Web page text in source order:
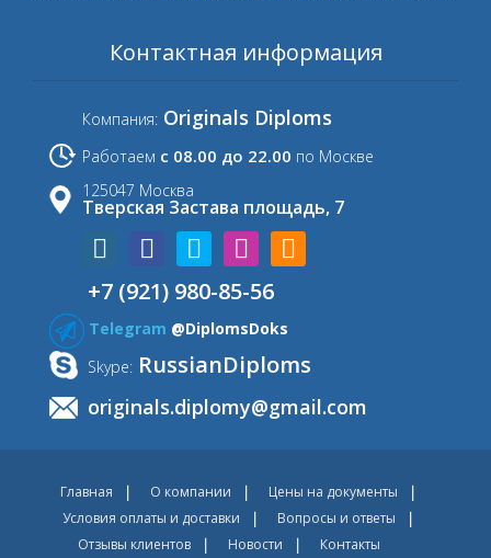
Контактная информация
Компания: Originals Diploms
Работаем с 08.00 до 22.00 по Москве
125047 Москва
Тверская Застава площадь, 7
+7 (921) 980-85-56
Telegram @DiplomsDoks
Skype: RussianDiploms
originals.diplomy@gmail.com
Главная О компании
Цены на документы
Условия оплаты и доставки
Вопросы и ответы
Отзывы клиентов
Новости Контакты